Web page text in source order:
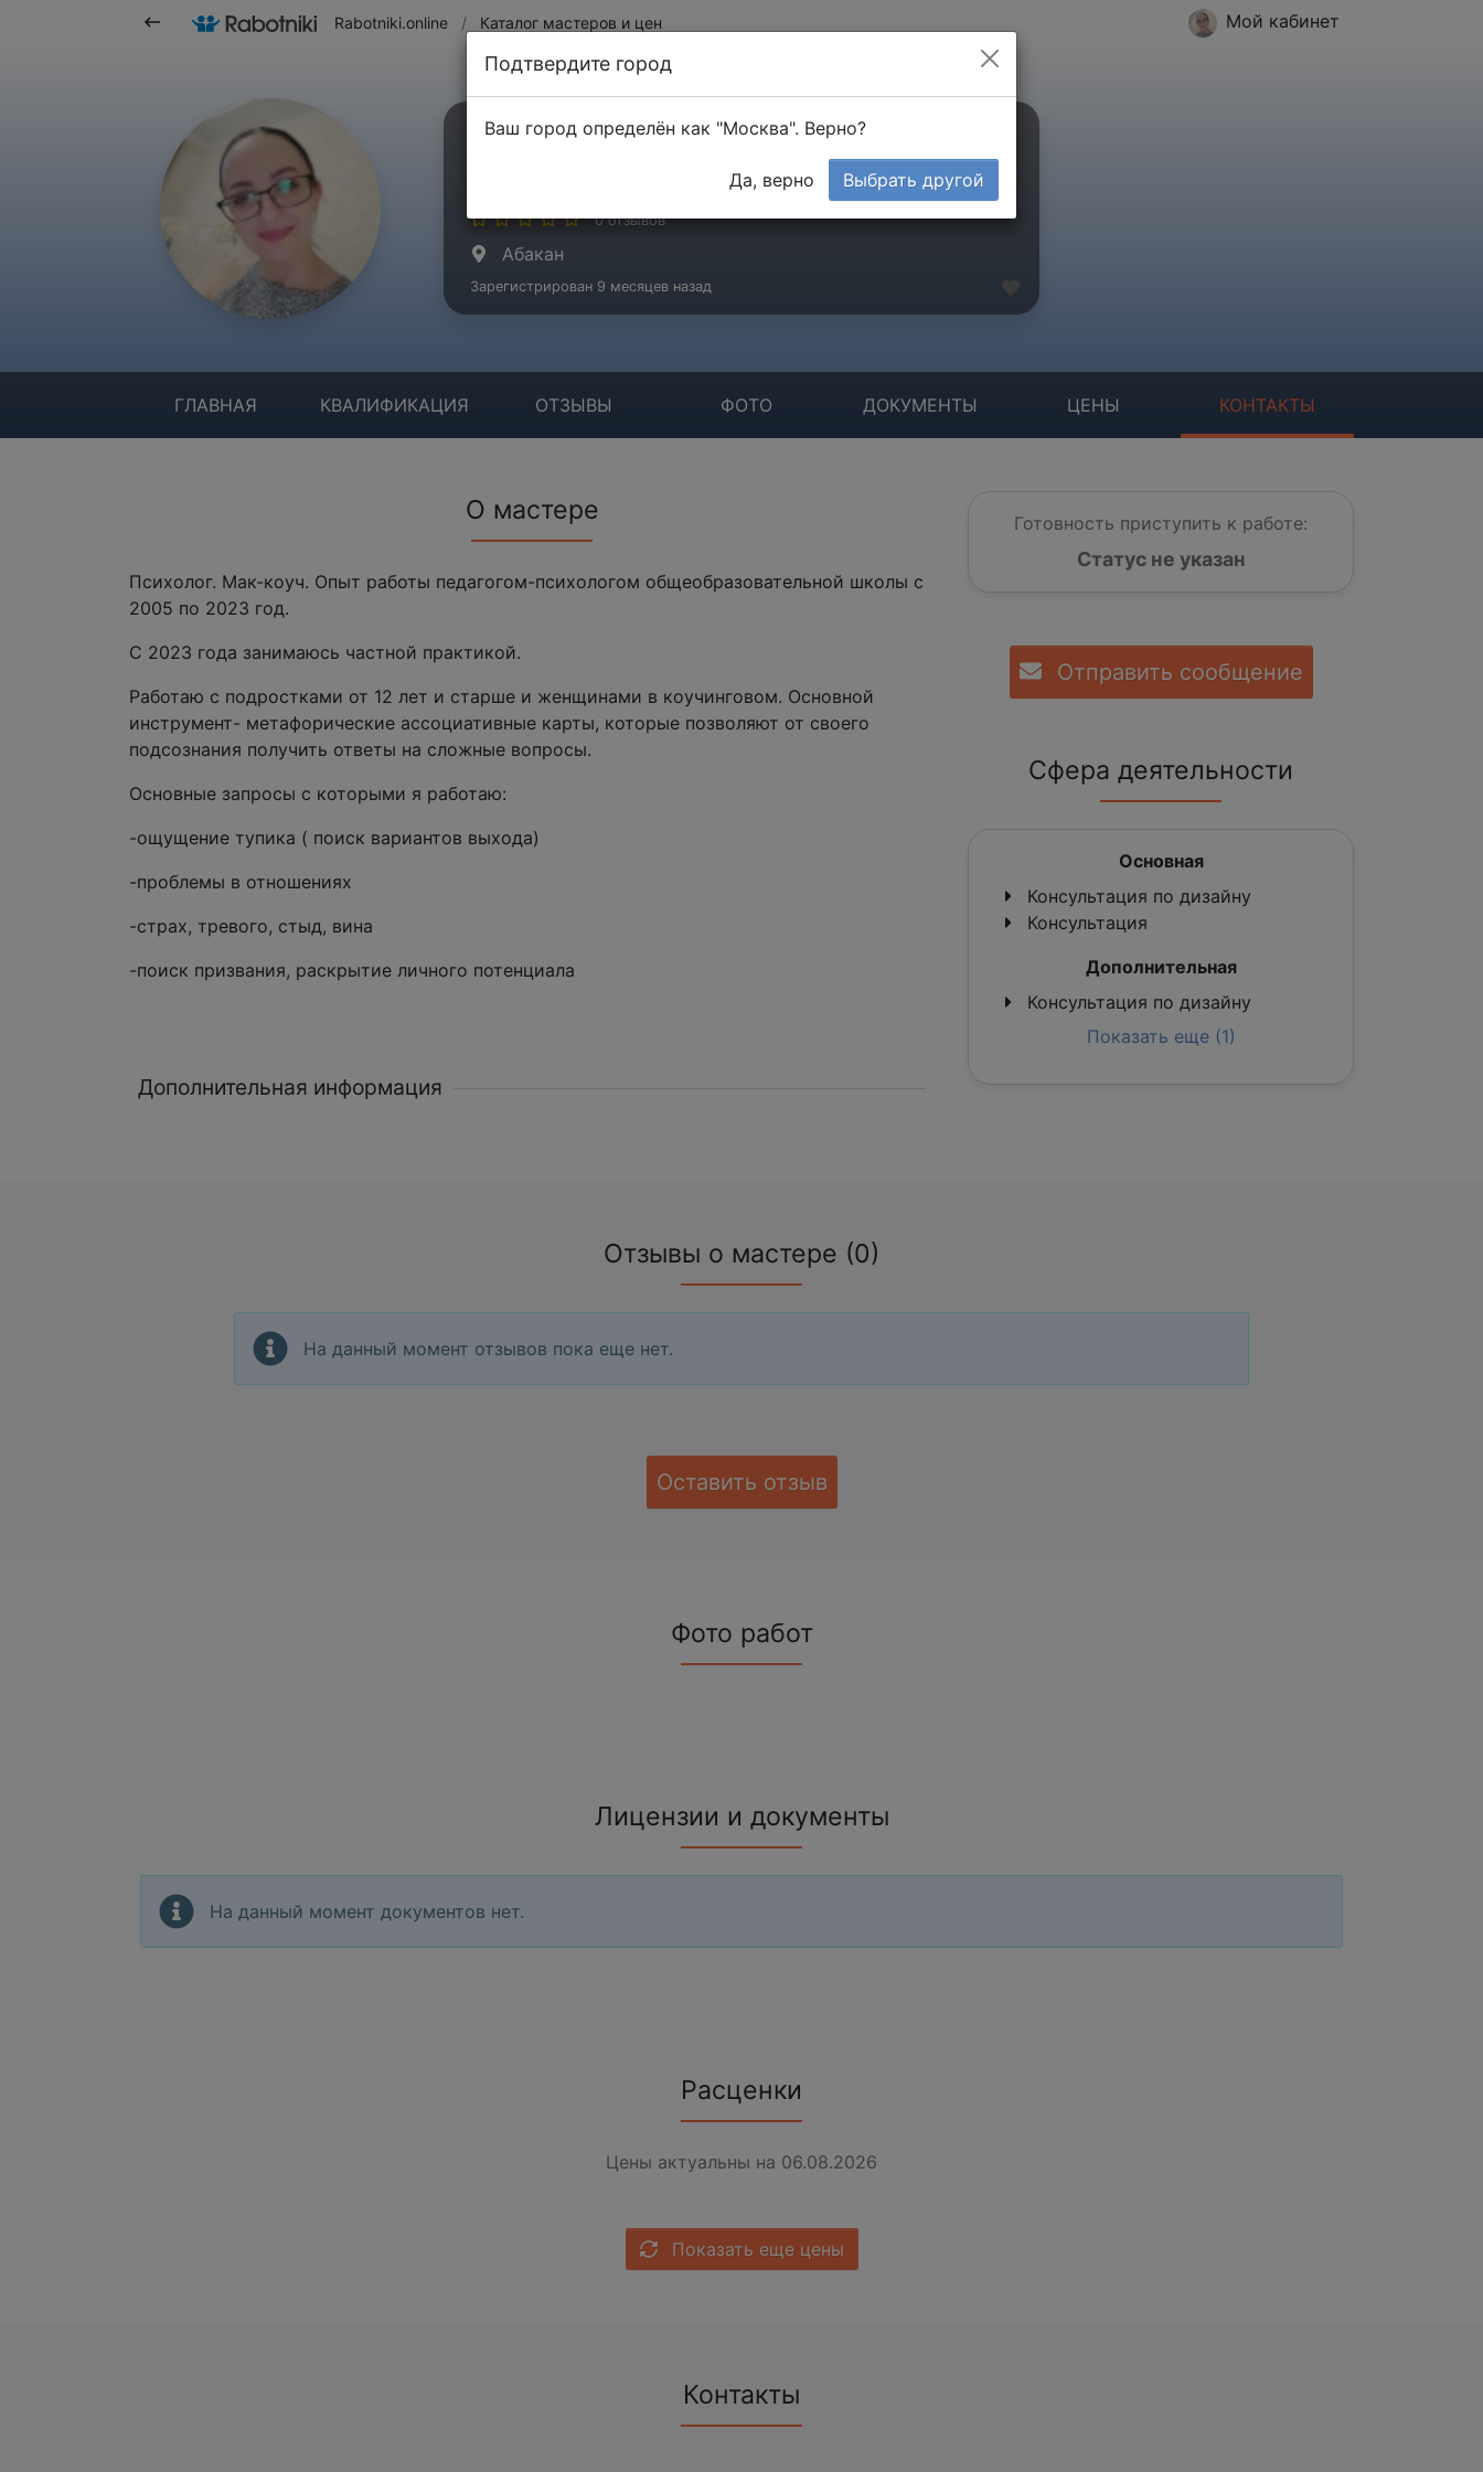
Rabotniki.online / Каталог мастеров и цен Мой кабинет
Леман Светлана
0 отзывов
Абакан
Зарегистрирован 9 месяцев назад
ГЛАВНАЯ КВАЛИФИКАЦИЯ ОТЗЫВЫ ФОТО ДОКУМЕНТЫ ЦЕНЫ КОНТАКТЫ
О мастере
Психолог. Мак-коуч. Опыт работы педагогом-психологом общеобразовательной школы с
2005 по 2023 год.
С 2023 года занимаюсь частной практикой.
Работаю с подростками от 12 лет и старше и женщинами в коучинговом. Основной
инструмент- метафорические ассоциативные карты, которые позволяют от своего
подсознания получить ответы на сложные вопросы.
Основные запросы с которыми я работаю:
-ощущение тупика ( поиск вариантов выхода)
-проблемы в отношениях
-страх, тревого, стыд, вина
-поиск призвания, раскрытие личного потенциала
Дополнительная информация
Готовность приступить к работе:
Статус не указан
Отправить сообщение
Сфера деятельности
Основная
Консультация по дизайну
Консультация
Дополнительная
Консультация по дизайну
Показать еще (1)
Отзывы о мастере (0)
На данный момент отзывов пока еще нет.
Оставить отзыв
Фото работ
Лицензии и документы
На данный момент документов нет.
Расценки
Цены актуальны на 06.08.2026
Показать еще цены
Контакты
Подтвердите город
Ваш город определён как "Москва". Верно?
Да, верно Выбрать другой